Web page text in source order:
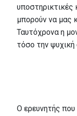
υποστηρικτικές
μπορούν να μας
Ταυτόχρονα η
τόσο την ψυχική
Ο ερευνητής